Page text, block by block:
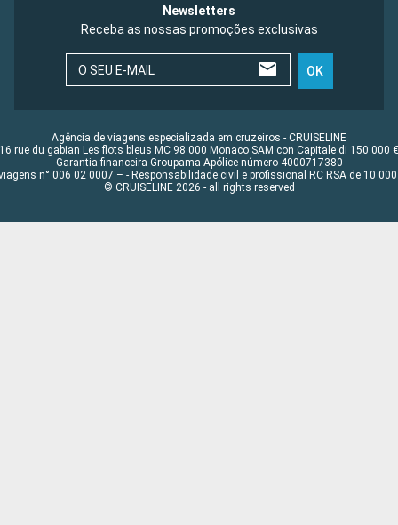
Newsletters
Receba as nossas promoções exclusivas
O SEU E-MAIL OK
Agência de viagens especializada em cruzeiros - CRUISELINE
16 rue du gabian Les flots bleus MC 98 000 Monaco SAM con Capitale di 150 000 €
Garantia financeira Groupama Apólice número 4000717380
n° 006 02 0007 – - Responsabilidade civil e profissional RC RSA de 10 000
© CRUISELINE 2026 - all rights reserved